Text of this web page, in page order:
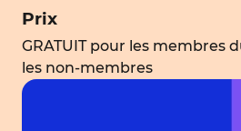
Prix
GRATUIT pour les membres
les non-membres